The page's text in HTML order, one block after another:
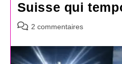
Suisse qui
Commentaires
la
publication :
2 commentaires